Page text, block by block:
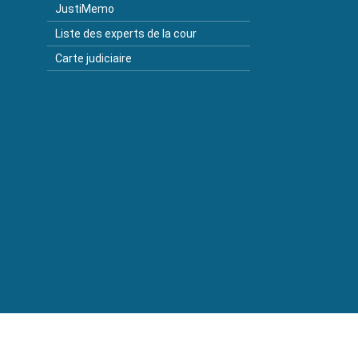
JustiMemo
Liste des experts de la cour
Carte judiciaire